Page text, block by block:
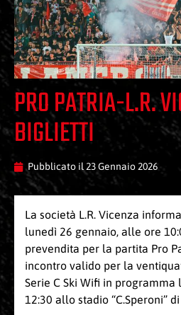
PRO PATRIA-L.R.
BIGLIETTI
Pubblicato il 23 Gennaio 2026
La società L.R. Vicenza
lunedì 26 gennaio, alle ore
prevendita per la partita Pro
incontro valido per la
Serie C Ski Wifi in programma
12:30 allo stadio “C.Speroni”